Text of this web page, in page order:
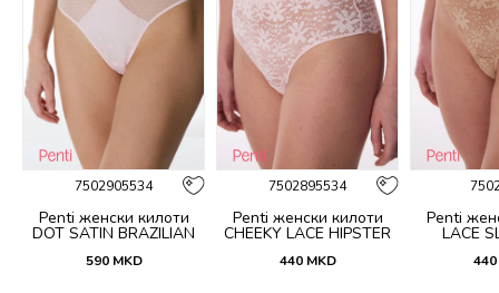
7502905534
Penti женски килоти
DOT SATIN BRAZILIAN
590 MKD
7502895534
Penti женски килоти
CHEEKY LACE HIPSTER
440 MKD
Penti
LACE
440